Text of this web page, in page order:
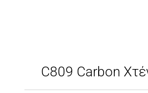
C809 Carbon